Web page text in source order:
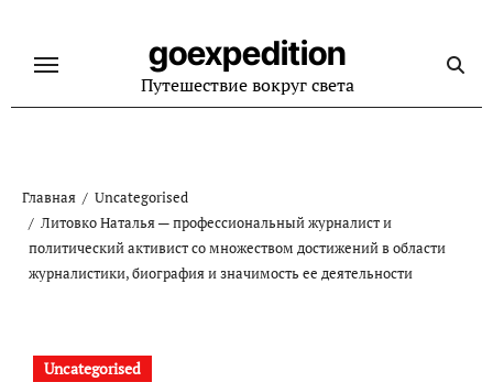
содержанию
goexpedition
Путешествие вокруг света
Главная
Uncategorised
Литовко Наталья — профессиональный журналист и
политический активист со множеством достижений в области
журналистики, биография и значимость ее деятельности
Uncategorised